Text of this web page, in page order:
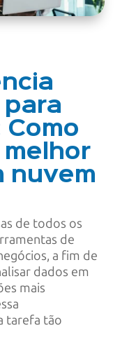
nuvem
de todos os
de
a fim de
dados em
mais
tarefa tão